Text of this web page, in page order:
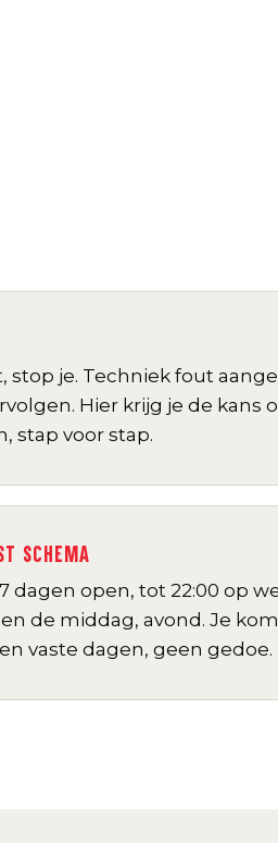
stop je. Techniek fout
Hier krijg je de kans
stap voor stap.
SCHEMA
dagen open, tot 22:00 op
de middag, avond. Je
vaste dagen, geen gedoe.